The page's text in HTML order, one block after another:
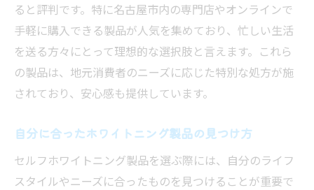
ると評判です。特に名古屋市内の専門店やオンラインで
手軽に購入できる製品が人気を集めており、忙しい生活
を送る方々にとって理想的な選択肢と言えます。これら
の製品は、地元消費者のニーズに応じた特別な処方が施
されており、安心感も提供しています。
自分に合ったホワイトニング製品の見つけ方
セルフホワイトニング製品を選ぶ際には、自分のライフ
スタイルやニーズに合ったものを見つけることが重要で